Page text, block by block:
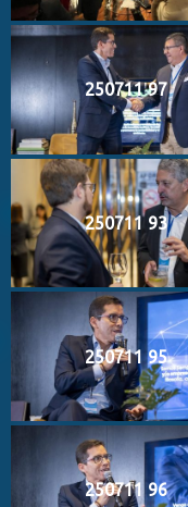
250711 97
250711 93
250711 95
250711 96